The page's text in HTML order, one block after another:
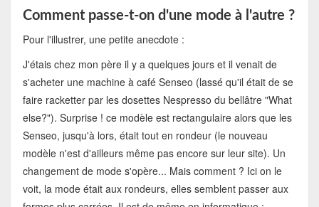
Comment passe-t-on d'une mode à l'autre ?
Pour l'illustrer, une petite anecdote :
J'étais chez mon père il y a quelques jours et il venait de
s'acheter une machine à café Senseo (lassé qu'il était de se
faire racketter par les dosettes Nespresso du bellâtre "What
else?"). Surprise ! ce modèle est rectangulaire alors que les
Senseo, jusqu'à lors, était tout en rondeur (le nouveau
modèle n'est d'ailleurs même pas encore sur leur site). Un
changement de mode s'opère... Mais comment ? Ici on le
voit, la mode était aux rondeurs, elles semblent passer aux